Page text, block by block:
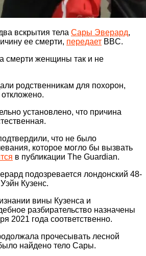
вскрытия тела Сары Эверард,
ее смерти, передает BBC.
смерти женщины так и не
родственникам для похорон,
установлено, что причина
что не было
которое могло бы вызвать
в публикации The Guardian.
подозревается лондонский 48-
Кузенс.
вины Кузенса и
разбирательство назначены
2021 года соответственно.
прочесывать лесной
найдено тело Сары.